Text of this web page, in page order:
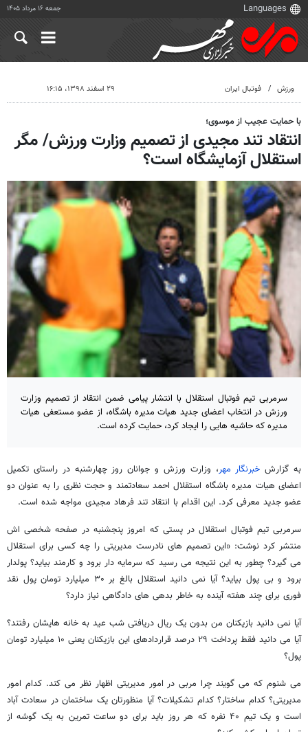
جمعه ۱۶ مرداد ۱۴۰۵
ورزش فوتبال ایران ۲۹ اسفند ۱۳۹۸، ۱۶:۱۵
با حمایت عجیب از موسوی؛
انتقاد تند مجیدی از تصمیم وزارت ورزش/ مگر
استقلال آزمایشگاه است؟
سرمربی تیم فوتبال استقلال با انتشار پیامی ضمن انتقاد از تصمیم وزارت
ورزش در انتخاب اعضای جدید هیات مدیره باشگاه، از عضو مستعفی هیات
مدیره که حاشیه هایی را ایجاد کرد، حمایت کرده است.
به گزارشخبرنگار مهر، وزارت ورزش و جوانان روز چهارشنبه در راستای تکمیل
اعضای هیات مدیره باشگاه استقلال احمد سعادتمند و حجت نظری را به عنوان دو
عضو جدید معرفی کرد. این اقدام با انتقاد تند فرهاد مجیدی مواجه شده است.
سرمربی تیم فوتبال استقلال در پستی که امروز پنجشنبه در صفحه شخصی اش
منتشر کرد نوشت: «این تصمیم های نادرست مدیریتی را چه کسی برای استقلال
می گیرد؟ چطور به این نتیجه می رسید که سرمایه دار برود و کارمند بیاید؟ پولدار
برود و بی پول بیاید؟ آیا نمی دانید استقلال بالغ بر ۳۰ میلیارد تومان پول نقد
فوری برای چند هفته آینده به خاطر بدهی های دادگاهی نیاز دارد؟
آیا نمی دانید بازیکنان من بدون یک ریال دریافتی شب عید به خانه هایشان رفتند؟
آیا می دانید فقط پرداخت ۲۹ درصد قراردادهای این بازیکنان یعنی ۱۰ میلیارد تومان
پول؟
می شنوم که می گویند چرا مربی در امور مدیریتی اظهار نظر می کند. کدام امور
مدیریتی؟ کدام ساختار؟ کدام تشکیلات؟ آیا منظورتان یک ساختمان در سعادت آباد
است و یک تیم ۴۰ نفره که هر روز باید برای دو ساعت تمرین به یک گوشه از